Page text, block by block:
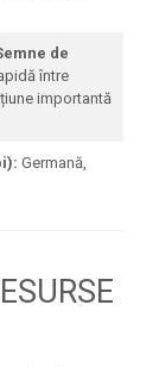
de
între
importantă
Germană,